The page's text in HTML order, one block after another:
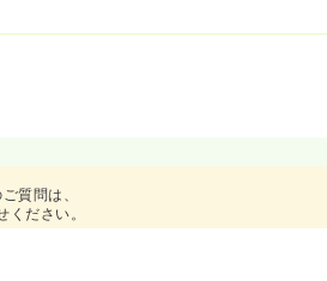
質問は、
ださい。